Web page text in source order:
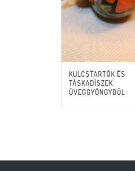
KULCSTARTÓK ÉS
TÁSKADÍSZEK
ÜVEGGYÖNGYBŐL